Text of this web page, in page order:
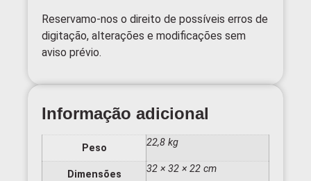
Reservamo-nos o direito de possíveis erros de
digitação, alterações e modificações sem
aviso prévio.
Informação adicional
Peso 22,8 kg
Dimensões 32 × 32 × 22 cm